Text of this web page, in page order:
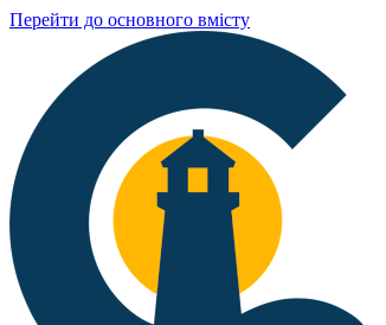
Перейти до основного вмісту